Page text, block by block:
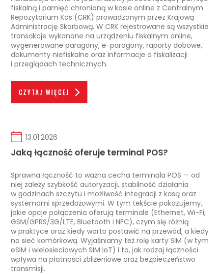
fiskalną i pamięć chronioną w kasie online z Centralnym
Repozytorium Kas (CRK) prowadzonym przez Krajową
Administrację Skarbową. W CRK rejestrowane są wszystkie
transakcje wykonane na urządzeniu fiskalnym online,
wygenerowane paragony, e-paragony, raporty dobowe,
dokumenty niefiskalne oraz informacje o fiskalizacji
i przeglądach technicznych.
CZYTAJ WIĘCEJ
13.01.2026
Jaką łączność oferuje terminal POS?
Sprawna łączność to ważna cecha terminala POS — od
niej zależy szybkość autoryzacji, stabilność działania
w godzinach szczytu i możliwość integracji z kasą oraz
systemami sprzedażowymi. W tym tekście pokazujemy,
jakie opcje połączenia oferują terminale (Ethernet, Wi-Fi,
GSM/GPRS/3G/LTE, Bluetooth i NFC), czym się różnią
w praktyce oraz kiedy warto postawić na przewód, a kiedy
na sieć komórkową. Wyjaśniamy też rolę karty SIM (w tym
eSIM i wielosieciowych SIM IoT) i to, jak rodzaj łączności
wpływa na płatności zbliżeniowe oraz bezpieczeństwo
transmisji.